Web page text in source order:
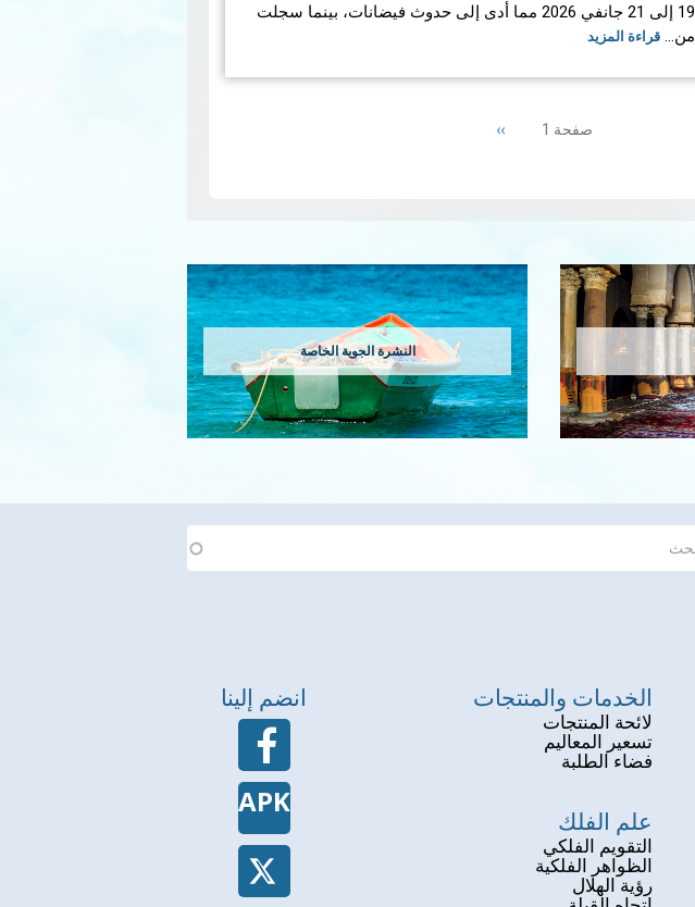
19 إلى 21 جانفي 2026 مما أدى إلى حدوث فيضانات، بينما سجلت
من…قراءة المزيد
صفحة 1 Next
››
النشرة الجوية الخاصة
الخدمات والمنتجات
لائحة المنتجات
تسعير المعاليم
فضاء الطلبة
علم الفلك
التقويم الفلكي
الظواهر الفلكية
رؤية الهلال
انضم إلينا
APK